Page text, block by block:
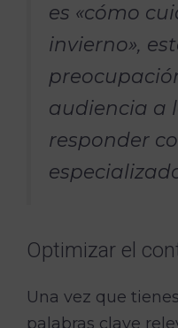
es «cómo
invierno»,
audiencia a
responder
Optimizar el
Una vez que
palabras clave